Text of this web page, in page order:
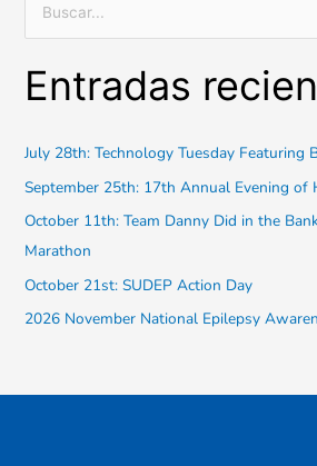
u
s
c
:
Entradas
July 28th: Technology Tuesday Featuring
September 25th: 17th Annual Evening of
October 11th: Team Danny Did in the
Marathon
October 21st: SUDEP Action Day
2026 November National Epilepsy